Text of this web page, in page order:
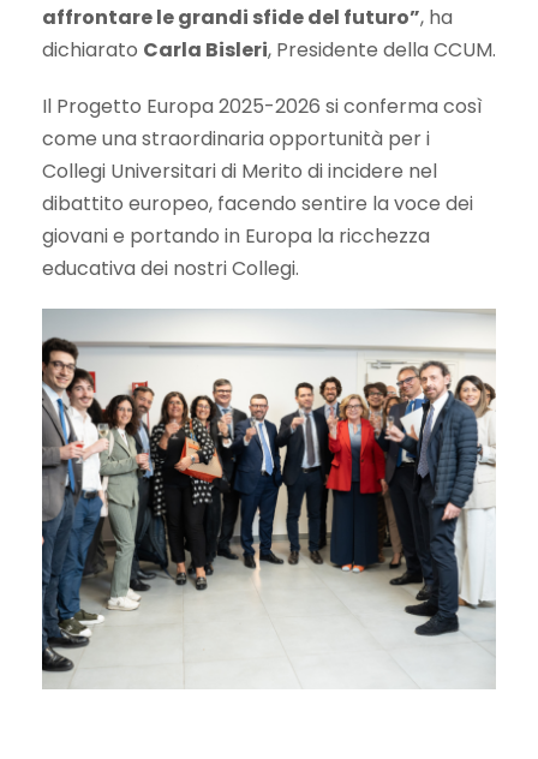
affrontare le grandi sfide del futuro”, ha
dichiarato Carla Bisleri, Presidente della CCUM.
Il Progetto Europa 2025-2026 si conferma così
come una straordinaria opportunità per i
Collegi Universitari di Merito di incidere nel
dibattito europeo, facendo sentire la voce dei
giovani e portando in Europa la ricchezza
educativa dei nostri Collegi.